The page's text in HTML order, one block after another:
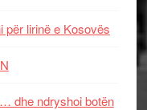
për lirinë e Kosovës
dhe ndryshoi botën